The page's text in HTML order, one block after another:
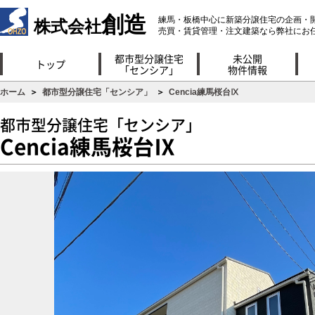
株式会社創造
練馬・板橋中心に新築分譲住宅の企画・
売買・賃貸管理・注文建築なら弊社にお
トップ
都市型分譲住宅
「センシア」
未公開
物件情報
ホーム ＞ 都市型分譲住宅「センシア」 ＞ Cencia練馬桜台Ⅸ
都市型分譲住宅「センシア」
Cencia練馬桜台Ⅸ